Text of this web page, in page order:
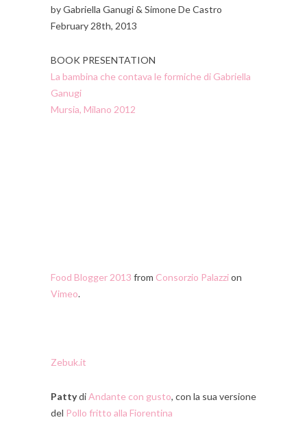
by Gabriella Ganugi & Simone De Castro
February 28th, 2013
BOOK PRESENTATION
La bambina che contava le formiche di Gabriella
Ganugi
Mursia, Milano 2012
Food Blogger 2013 from Consorzio Palazzion
Vimeo.
Zebuk.it
PattydiAndante con gusto, con la sua versione
del Pollo fritto alla Fiorentina